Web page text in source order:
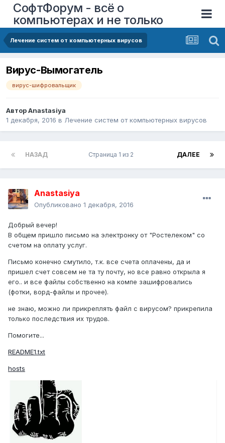
СофтФорум - всё о
компьютерах и не только
Лечение систем от компьютерных вирусов
Вирус-Вымогатель
вирус-шифровальщик
АвторAnastasiya
1 декабря, 2016 в Лечение систем от компьютерных вирусов
НАЗАД ДАЛЕЕ
Страница 1 из 2
Anastasiya
Опубликовано 1 декабря, 2016
Добрый вечер!
В общем пришло письмо на электронку от "Ростелеком" со
счетом на оплату услуг.
Письмо конечно смутило, т.к. все счета оплачены, да и
пришел счет совсем не та ту почту, но все равно открыла я
его.. и все файлы собственно на компе зашифровались
(фотки, ворд-файлы и прочее).
не знаю, можно ли прикреплять файл с вирусом? прикрепила
только последствия их трудов.
Помогите...
README1.txt
hosts